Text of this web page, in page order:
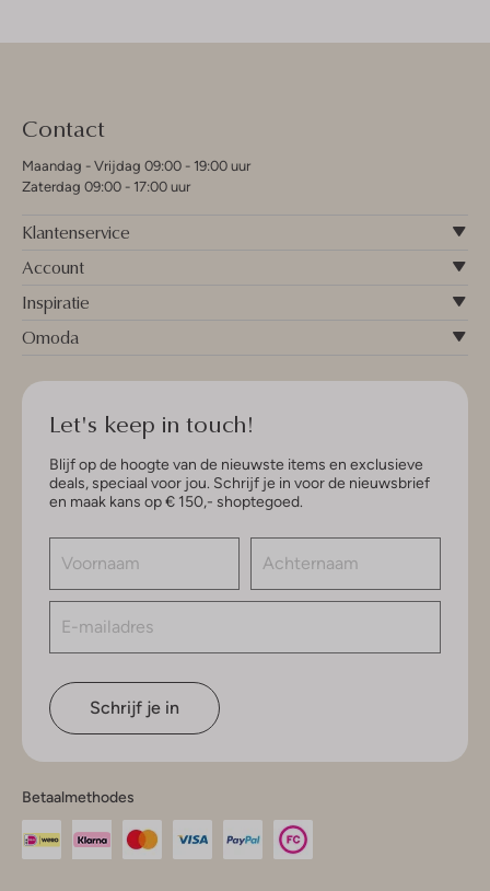
Contact
Maandag - Vrijdag 09:00 - 19:00 uur
Zaterdag 09:00 - 17:00 uur
Klantenservice
Account
Inspiratie
Omoda
Let's keep in touch!
Blijf op de hoogte van de nieuwste items en exclusieve
deals, speciaal voor jou. Schrijf je in voor de nieuwsbrief
en maak kans op € 150,- shoptegoed.
Schrijf je in
Betaalmethodes